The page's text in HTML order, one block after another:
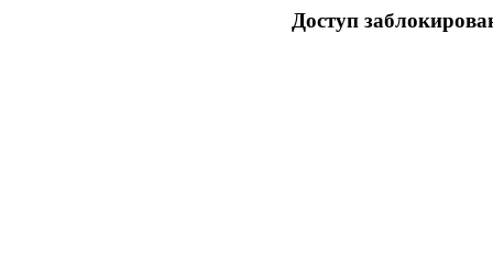
Доступ